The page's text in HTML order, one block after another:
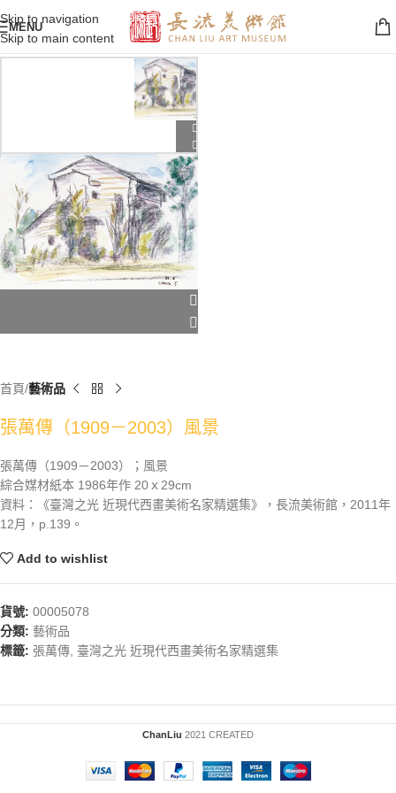
Skip to navigation
Skip to main content
MENU
首頁 藝術品
張萬傳（1909－2003）風景
張萬傳（1909－2003）；風景
綜合媒材紙本 1986年作 20ｘ29cm
資料：《臺灣之光 近現代西畫美術名家精選集》，長流美術館，2011年
12月，p.139。
Add to wishlist
貨號: 00005078
分類: 藝術品
標籤: 張萬傳 臺灣之光 近現代西畫美術名家精選集
ChanLiu 2021 CREATED